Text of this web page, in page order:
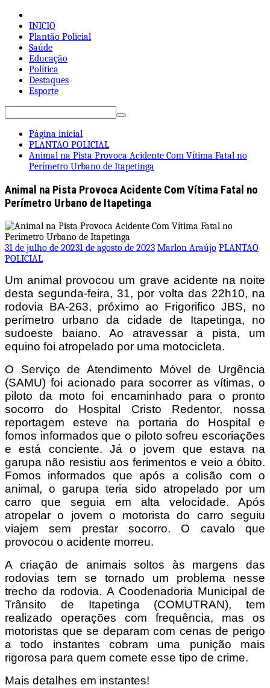
Pular
para
conteúdo
INICIO
Plantão Policial
Saúde
Educação
Política
Destaques
Esporte
por:
Página inicial
PLANTAO POLICIAL
Animal na Pista Provoca Acidente Com Vítima Fatal no
Perímetro Urbano de Itapetinga
Animal na Pista Provoca Acidente Com Vítima Fatal no
Perímetro Urbano de Itapetinga
31 de julho de 20231 de agosto de 2023 Marlon Araújo PLANTAO
POLICIAL
Um animal provocou um grave acidente na noite
desta segunda-feira, 31, por volta das 22h10, na
rodovia BA-263, próximo ao Frigorifico JBS, no
perímetro urbano da cidade de Itapetinga, no
sudoeste baiano. Ao atravessar a pista, um
equino foi atropelado por uma motocicleta.
O Serviço de Atendimento Móvel de Urgência
(SAMU) foi acionado para socorrer as vítimas, o
piloto da moto foi encaminhado para o pronto
socorro do Hospital Cristo Redentor, nossa
reportagem esteve na portaria do Hospital e
fomos informados que o piloto sofreu escoriações
e está conciente. Já o jovem que estava na
garupa não resistiu aos ferimentos e veio a óbito.
Fomos informados que após a colisão com o
animal, o garupa teria sido atropelado por um
carro que seguia em alta velocidade. Após
atropelar o jovem o motorista do carro seguiu
viajem sem prestar socorro. O cavalo que
provocou o acidente morreu.
A criação de animais soltos às margens das
rodovias tem se tornado um problema nesse
trecho da rodovia. A Coodenadoria Municipal de
Trânsito de Itapetinga (COMUTRAN), tem
realizado operações com frequência, mas os
motoristas que se deparam com cenas de perigo
a todo instantes cobram uma punição mais
rigorosa para quem comete esse tipo de crime.
Mais detalhes em instantes!